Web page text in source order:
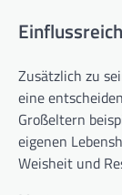
Zusätzlich zu
eine
Großeltern
eigenen
Weisheit und